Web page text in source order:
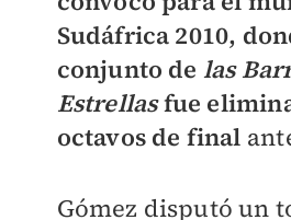
Sudáfrica 2010,
conjunto de las
Estrellasfue
octavos de final
Gómez disputó un